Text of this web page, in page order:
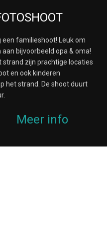
een familieshoot! Leuk om
bijvoorbeeld opa & oma!
strand zijn prachtige locaties
en ook kinderen
het strand. De shoot duurt
Meer info